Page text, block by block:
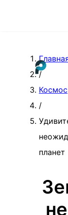
/
Космос
/
планет